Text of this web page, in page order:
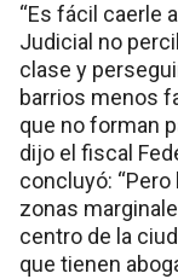
“Es fácil caerle
Judicial no
clase y
barrios menos
que no forman
dijo el fiscal
concluyó:
zonas
centro de la
que tienen